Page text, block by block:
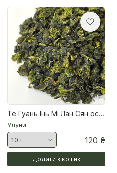
Те Гуань Інь Мі Лан Сян осінь 2025 Чай улун
Улуни
120 ₴
Додати в кошик